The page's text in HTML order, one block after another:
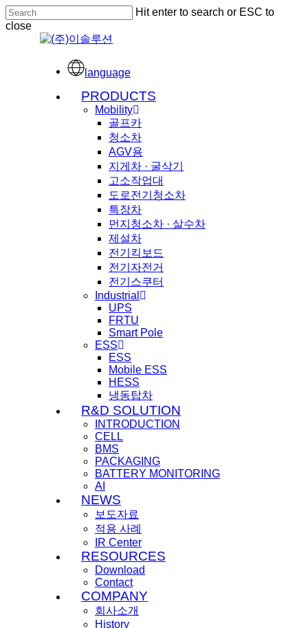
Skip
to
Hit enter to search or ESC to
close
language
Menu
PRODUCTS
Mobility
골프카
청소차
AGV용
지게차 · 굴삭기
고소작업대
도로전기청소차
특장차
먼지청소차 · 살수차
제설차
전기킥보드
전기자전거
전기스쿠터
Industrial
UPS
FRTU
Smart Pole
ESS
ESS
Mobile ESS
HESS
냉동탑차
R&D SOLUTION
INTRODUCTION
CELL
BMS
PACKAGING
BATTERY MONITORING
AI
NEWS
보도자료
적용 사례
IR Center
RESOURCES
Download
Contact
COMPANY
회사소개
History